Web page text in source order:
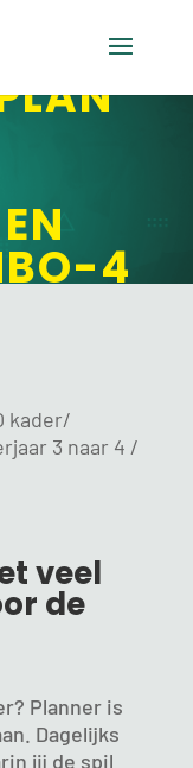
4
kader/
3 naar 4 /
veel
de
Planner is
Dagelijks
jij de spil